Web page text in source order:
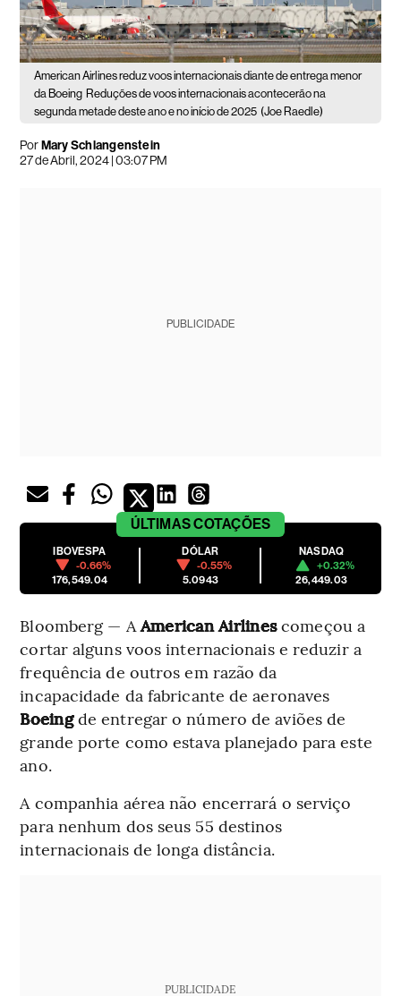
American Airlines reduz voos internacionais diante de entrega menor
da Boeing Reduções de voos internacionais acontecerão na
segunda metade deste ano e no início de 2025 (Joe Raedle)
PorMary Schlangenstein
27 de Abril, 2024 | 03:07 PM
PUBLICIDADE
ÚLTIMASCOTAÇÕES
IBOVESPA
-0.66%
176,549.04
DÓLAR
-0.55%
5.0943
NASDAQ
+0.32%
26,449.03
Bloomberg — AAmerican Airlinescomeçou a
cortar alguns voos internacionais e reduzir a
frequência de outros em razão da
incapacidade da fabricante de aeronaves
Boeingde entregar o número de aviões de
grande porte como estava planejado para este
ano.
A companhia aérea não encerrará o serviço
para nenhum dos seus 55 destinos
internacionais de longa distância.
PUBLICIDADE